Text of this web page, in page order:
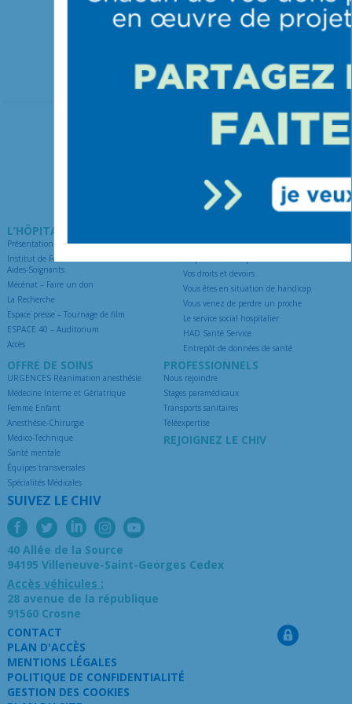
L’HÔPITAL
Présentation de l’hôpital
Institut de Formation Soins Infirmiers et
Aides-Soignants
Mécénat – Faire un don
La Recherche
Espace presse – Tournage de film
ESPACE 40 – Auditorium
Accès
Venir en consultation
Vos droits et devoirs
Vous êtes en situation de handicap
Vous venez de perdre un proche
Le service social hospitalier
HAD Santé Service
Entrepôt de données de santé
OFFRE DE SOINS
URGENCES Réanimation anesthésie
Médecine Interne et Gériatrique
Femme Enfant
Anesthésie-Chirurgie
Médico-Technique
Santé mentale
Équipes transversales
Spécialités Médicales
PROFESSIONNELS
Nous rejoindre
Stages paramédicaux
Transports sanitaires
Téléexpertise
REJOIGNEZ LE CHIV
SUIVEZ LE CHIV
40 Allée de la Source
94195 Villeneuve-Saint-Georges Cedex
Accès véhicules :
28 avenue de la république
91560 Crosne
CONTACT
PLAN D'ACCÈS
MENTIONS LÉGALES
POLITIQUE DE CONFIDENTIALITÉ
GESTION DES COOKIES